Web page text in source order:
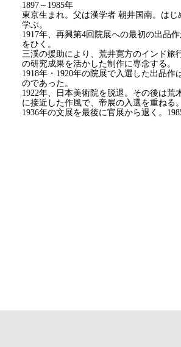
1897～1985年
東京生まれ。父は漢学者 朝井国南。は
学ぶ。
1917年、再興第4回院展への最初の出品
をひく。
三渓の援助により、荒井寛方のインド旅
の研究成果を活かした制作に専念する。
1918年・1920年の院展で入選した出品
のであった。
1922年、日本美術院を脱退。その後は
に接近した作風で、帝展の入選を重ねる。
1936年の文展を最後に官展から退く。